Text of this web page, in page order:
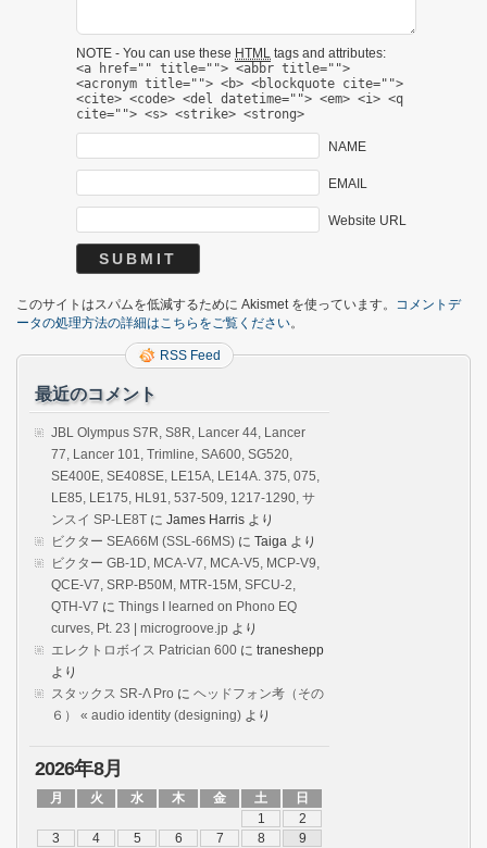
NOTE - You can use these HTML tags and attributes:
<a href="" title=""> <abbr title="">
<acronym title=""> <b> <blockquote cite="">
<cite> <code> <del datetime=""> <em> <i> <q
cite=""> <s> <strike> <strong>
NAME
EMAIL
Website URL
このサイトはスパムを低減するために Akismet を使っています。 コメントデ
ータの処理方法の詳細はこちらをご覧ください。
RSS Feed
最近のコメント
JBL Olympus S7R, S8R, Lancer 44, Lancer
77, Lancer 101, Trimline, SA600, SG520,
SE400E, SE408SE, LE15A, LE14A. 375, 075,
LE85, LE175, HL91, 537-509, 1217-1290, サ
ンスイ SP-LE8T に James Harris より
ビクター SEA66M (SSL-66MS) に Taiga より
ビクター GB-1D, MCA-V7, MCA-V5, MCP-V9,
QCE-V7, SRP-B50M, MTR-15M, SFCU-2,
QTH-V7 に Things I learned on Phono EQ
curves, Pt. 23 | microgroove.jp より
エレクトロボイス Patrician 600 に traneshepp
より
スタックス SR-Λ Pro に ヘッドフォン考（その
６） « audio identity (designing) より
2026年8月
月 火 水 木 金 土
日
1
2
3
4 5 6 7 8
9